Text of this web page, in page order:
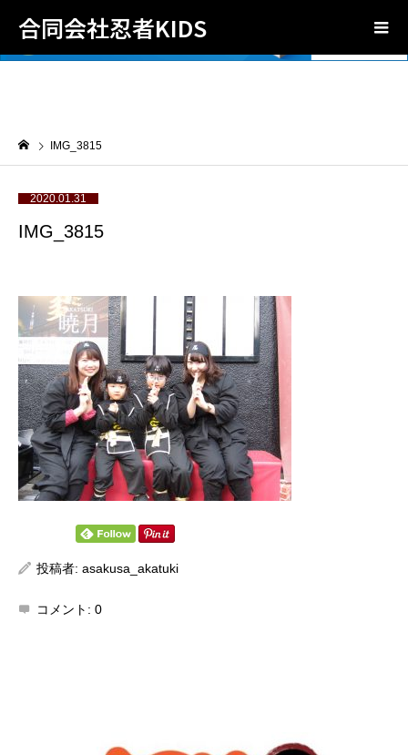
合同会社忍者KIDS
IMG_3815
2020.01.31
IMG_3815
投稿者: asakusa_akatuki
コメント: 0